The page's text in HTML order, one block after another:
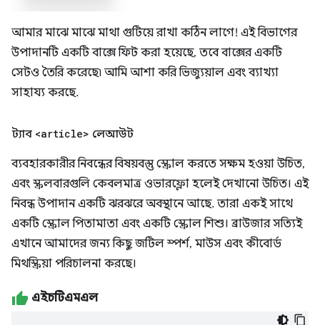
আমার মাঝে মাঝে মাথা গুটিয়ে রাখা কঠিন লাগে! এই বিভাগের
উপাদানটি একটি বাক্সে ফিট করা হয়েছে, তবে বাক্সের একটি
সেটও তৈরি করেছে৷ আমি আশা করি ভিজ্যুয়াল এবং ব্যাখ্যা
সাহায্য করছে.
ট্যাব <article> লেআউট
ব্যবহারকারীর নিবন্ধের বিষয়বস্তু স্ক্রোল করতে সক্ষম হওয়া উচিত,
এবং স্ক্রলবারগুলি কেবলমাত্র ওভারফ্লো হলেই দেখানো উচিত। এই
নিবন্ধ উপাদান একটি ঝরঝরে অবস্থানে আছে. তারা একই সাথে
একটি স্ক্রোল পিতামাতা এবং একটি স্ক্রোল শিশু। ব্রাউজার সত্যিই
এখানে আমাদের জন্য কিছু জটিল স্পর্শ, মাউস এবং কীবোর্ড
মিথস্ক্রিয়া পরিচালনা করছে।
এইচটিএমএল